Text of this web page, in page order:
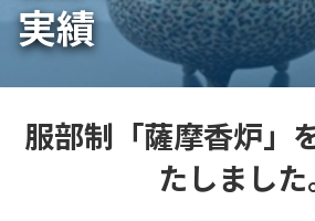
実績
服部制「薩摩香炉」
たしました